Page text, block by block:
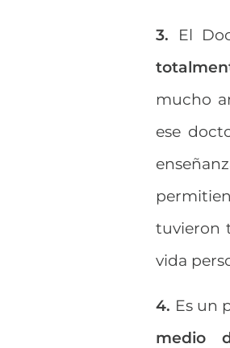
3. El
mucho
ese
tuvieron
vida
4. Es un
medio